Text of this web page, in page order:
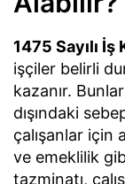
1475 Sayılı İş
işçiler belirli
kazanır.
dışındaki
çalışanlar için
ve emeklilik
tazminatı,